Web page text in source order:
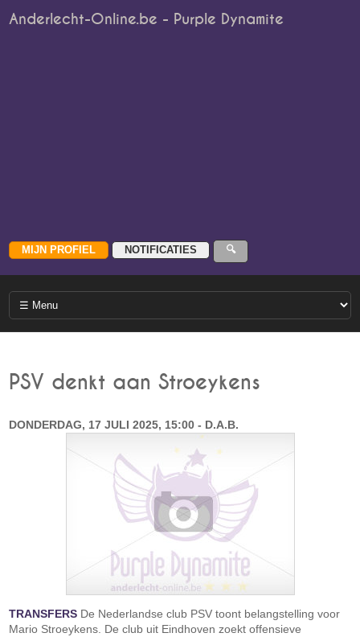
Anderlecht-Online.be - Purple Dynamite
PSV denkt aan Stroeykens
DONDERDAG, 17 JULI 2025, 15:00 - D.A.B.
TRANSFERS De Nederlandse club PSV toont belangstelling voor
Mario Stroeykens. De club uit Eindhoven zoekt offensieve